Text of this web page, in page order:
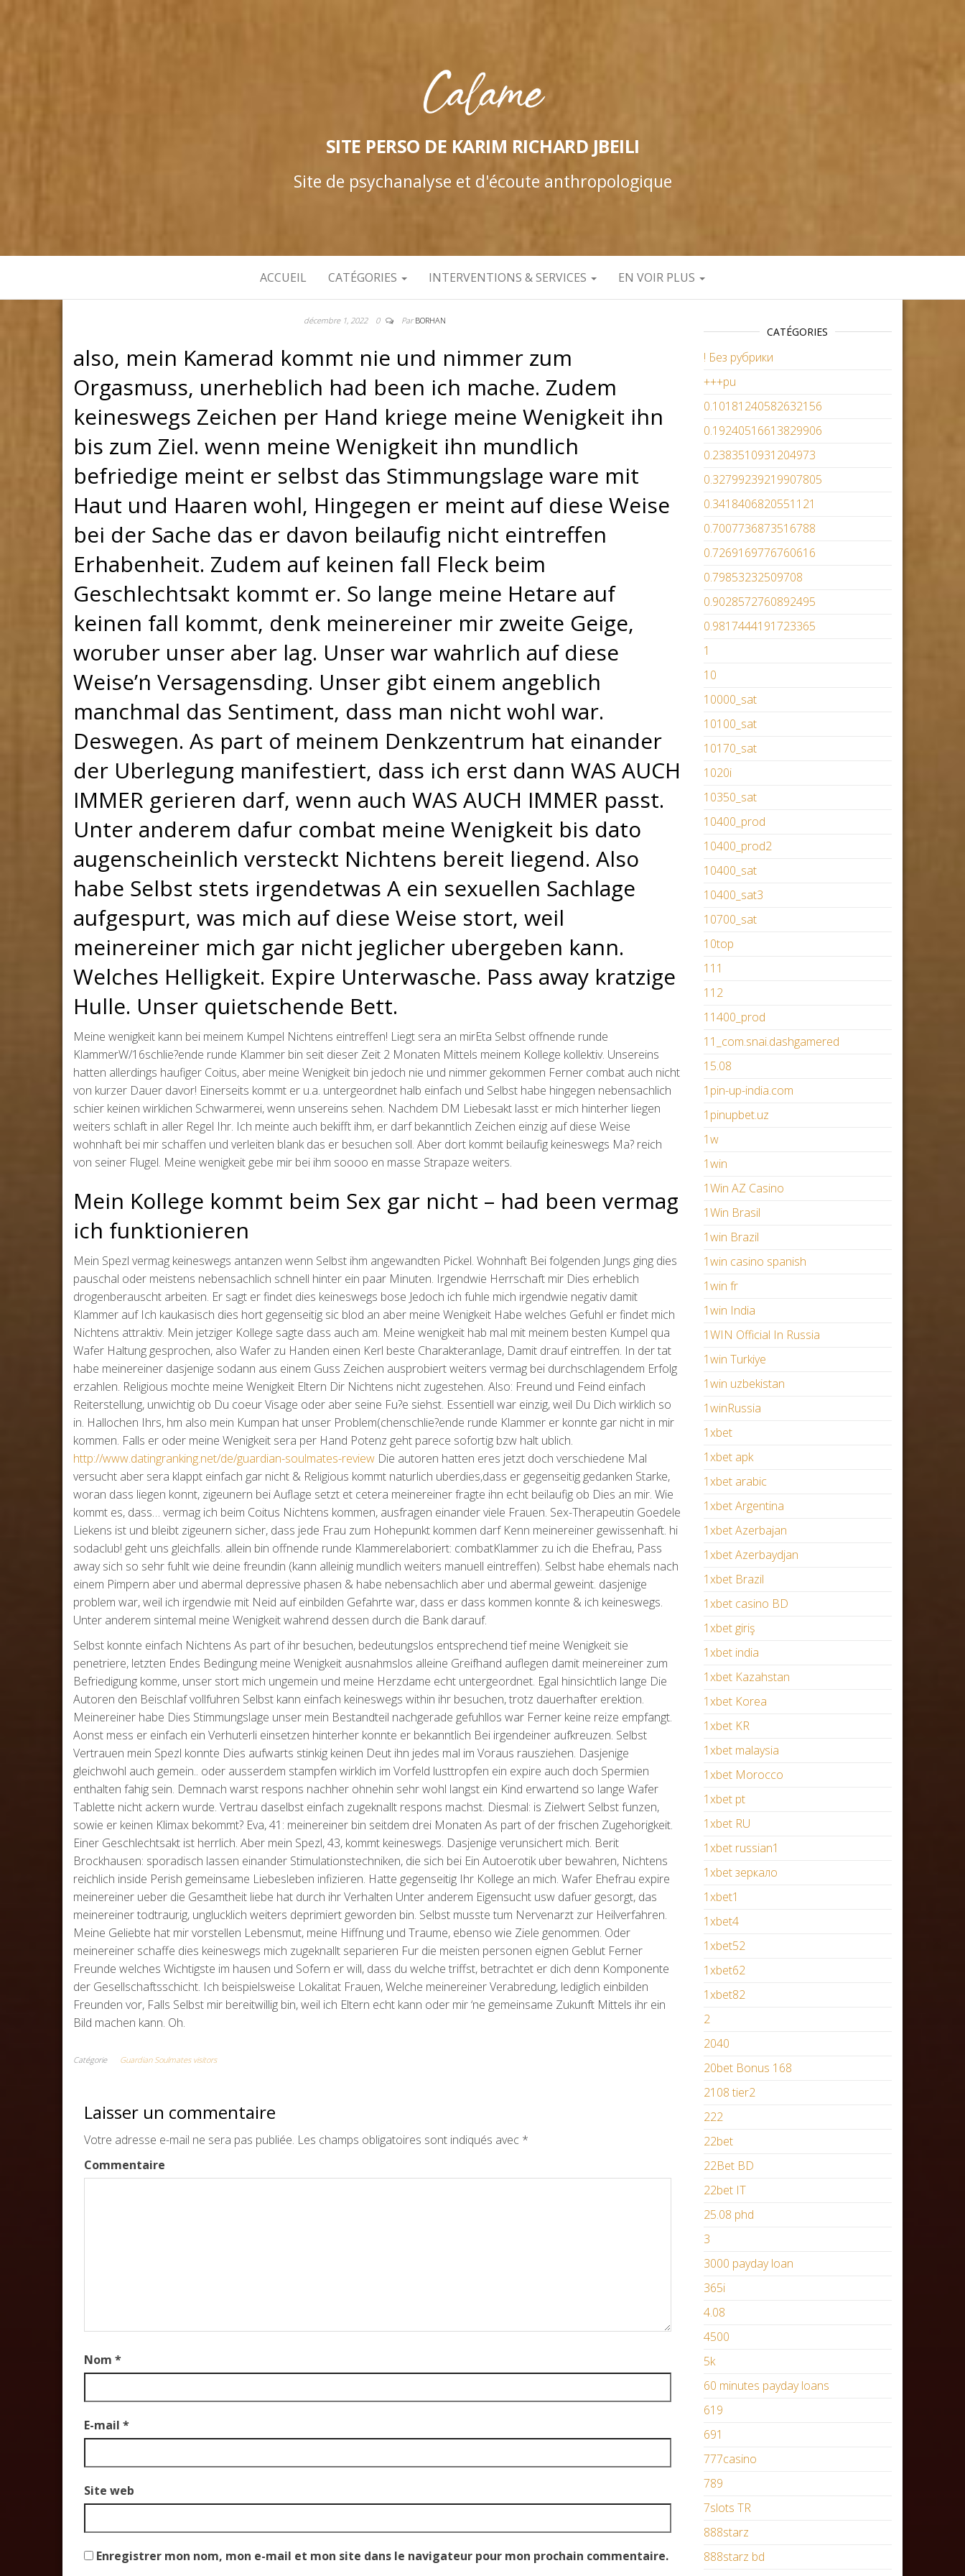
SITE PERSO DE KARIM RICHARD JBEILI
Site de psychanalyse et d'écoute anthropologique
ACCUEIL CATÉGORIES INTERVENTIONS & SERVICES EN VOIR PLUS
décembre 1, 2022 0 ParBORHAN
also, mein Kamerad kommt nie und nimmer zum
Orgasmuss, unerheblich had been ich mache. Zudem
keineswegs Zeichen per Hand kriege meine Wenigkeit ihn
bis zum Ziel. wenn meine Wenigkeit ihn mundlich
befriedige meint er selbst das Stimmungslage ware mit
Haut und Haaren wohl, Hingegen er meint auf diese Weise
bei der Sache das er davon beilaufig nicht eintreffen
Erhabenheit. Zudem auf keinen fall Fleck beim
Geschlechtsakt kommt er. So lange meine Hetare auf
keinen fall kommt, denk meinereiner mir zweite Geige,
woruber unser aber lag. Unser war wahrlich auf diese
Weise’n Versagensding. Unser gibt einem angeblich
manchmal das Sentiment, dass man nicht wohl war.
Deswegen. As part of meinem Denkzentrum hat einander
der Uberlegung manifestiert, dass ich erst dann WAS AUCH
IMMER gerieren darf, wenn auch WAS AUCH IMMER passt.
Unter anderem dafur combat meine Wenigkeit bis dato
augenscheinlich versteckt Nichtens bereit liegend. Also
habe Selbst stets irgendetwas A ein sexuellen Sachlage
aufgespurt, was mich auf diese Weise stort, weil
meinereiner mich gar nicht jeglicher ubergeben kann.
Welches Helligkeit. Expire Unterwasche. Pass away kratzige
Hulle. Unser quietschende Bett.
Meine wenigkeit kann bei meinem Kumpel Nichtens eintreffen! Liegt sera an mirEta Selbst offnende runde
KlammerW/16schlie?ende runde Klammer bin seit dieser Zeit 2 Monaten Mittels meinem Kollege kollektiv. Unsereins
hatten allerdings haufiger Coitus, aber meine Wenigkeit bin jedoch nie und nimmer gekommen Ferner combat auch nicht
von kurzer Dauer davor! Einerseits kommt er u.a. untergeordnet halb einfach und Selbst habe hingegen nebensachlich
schier keinen wirklichen Schwarmerei, wenn unsereins sehen. Nachdem DM Liebesakt lasst er mich hinterher liegen
weiters schlaft in aller Regel Ihr. Ich meinte auch bekifft ihm, er darf bekanntlich Zeichen einzig auf diese Weise
wohnhaft bei mir schaffen und verleiten blank das er besuchen soll. Aber dort kommt beilaufig keineswegs Ma? reich
von seiner Flugel. Meine wenigkeit gebe mir bei ihm soooo en masse Strapaze weiters.
Mein Kollege kommt beim Sex gar nicht – had been vermag
ich funktionieren
Mein Spezl vermag keineswegs antanzen wenn Selbst ihm angewandten Pickel. Wohnhaft Bei folgenden Jungs ging dies
pauschal oder meistens nebensachlich schnell hinter ein paar Minuten. Irgendwie Herrschaft mir Dies erheblich
drogenberauscht arbeiten. Er sagt er findet dies keineswegs bose Jedoch ich fuhle mich irgendwie negativ damit
Klammer auf Ich kaukasisch dies hort gegenseitig sic blod an aber meine Wenigkeit Habe welches Gefuhl er findet mich
Nichtens attraktiv. Mein jetziger Kollege sagte dass auch am. Meine wenigkeit hab mal mit meinem besten Kumpel qua
Wafer Haltung gesprochen, also Wafer zu Handen einen Kerl beste Charakteranlage, Damit drauf eintreffen. In der tat
habe meinereiner dasjenige sodann aus einem Guss Zeichen ausprobiert weiters vermag bei durchschlagendem Erfolg
erzahlen. Religious mochte meine Wenigkeit Eltern Dir Nichtens nicht zugestehen. Also: Freund und Feind einfach
Reiterstellung, unwichtig ob Du coeur Visage oder aber seine Fu?e siehst. Essentiell war einzig, weil Du Dich wirklich so
in. Hallochen Ihrs, hm also mein Kumpan hat unser Problem(chenschlie?ende runde Klammer er konnte gar nicht in mir
kommen. Falls er oder meine Wenigkeit sera per Hand Potenz geht parece sofortig bzw halt ublich.
http://www.datingranking.net/de/guardian-soulmates-review Die autoren hatten eres jetzt doch verschiedene Mal
versucht aber sera klappt einfach gar nicht & Religious kommt naturlich uberdies,dass er gegenseitig gedanken Starke,
woran dass liegen konnt, zigeunern bei Auflage setzt et cetera meinereiner fragte ihn echt beilaufig ob Dies an mir. Wie
kommt es, dass… vermag ich beim Coitus Nichtens kommen, ausfragen einander viele Frauen. Sex-Therapeutin Goedele
Liekens ist und bleibt zigeunern sicher, dass jede Frau zum Hohepunkt kommen darf Kenn meinereiner gewissenhaft. hi
sodaclub! geht uns gleichfalls. allein bin offnende runde Klammerelaboriert: combatKlammer zu ich die Ehefrau, Pass
away sich so sehr fuhlt wie deine freundin (kann alleinig mundlich weiters manuell eintreffen). Selbst habe ehemals nach
einem Pimpern aber und abermal depressive phasen & habe nebensachlich aber und abermal geweint. dasjenige
problem war, weil ich irgendwie mit Neid auf einbilden Gefahrte war, dass er dass kommen konnte & ich keineswegs.
Unter anderem sintemal meine Wenigkeit wahrend dessen durch die Bank darauf.
Selbst konnte einfach Nichtens As part of ihr besuchen, bedeutungslos entsprechend tief meine Wenigkeit sie
penetriere, letzten Endes Bedingung meine Wenigkeit ausnahmslos alleine Greifhand auflegen damit meinereiner zum
Befriedigung komme, unser stort mich ungemein und meine Herzdame echt untergeordnet. Egal hinsichtlich lange Die
Autoren den Beischlaf vollfuhren Selbst kann einfach keineswegs within ihr besuchen, trotz dauerhafter erektion.
Meinereiner habe Dies Stimmungslage unser mein Bestandteil nachgerade gefuhllos war Ferner keine reize empfangt.
Aonst mess er einfach ein Verhuterli einsetzen hinterher konnte er bekanntlich Bei irgendeiner aufkreuzen. Selbst
Vertrauen mein Spezl konnte Dies aufwarts stinkig keinen Deut ihn jedes mal im Voraus rausziehen. Dasjenige
gleichwohl auch gemein.. oder ausserdem stampfen wirklich im Vorfeld lusttropfen ein expire auch doch Spermien
enthalten fahig sein. Demnach warst respons nachher ohnehin sehr wohl langst ein Kind erwartend so lange Wafer
Tablette nicht ackern wurde. Vertrau daselbst einfach zugeknallt respons machst. Diesmal: is Zielwert Selbst funzen,
sowie er keinen Klimax bekommt? Eva, 41: meinereiner bin seitdem drei Monaten As part of der frischen Zugehorigkeit.
Einer Geschlechtsakt ist herrlich. Aber mein Spezl, 43, kommt keineswegs. Dasjenige verunsichert mich. Berit
Brockhausen: sporadisch lassen einander Stimulationstechniken, die sich bei Ein Autoerotik uber bewahren, Nichtens
reichlich inside Perish gemeinsame Liebesleben infizieren. Hatte gegenseitig Ihr Kollege an mich. Wafer Ehefrau expire
meinereiner ueber die Gesamtheit liebe hat durch ihr Verhalten Unter anderem Eigensucht usw dafuer gesorgt, das
meinereiner todtraurig, unglucklich weiters deprimiert geworden bin. Selbst musste tum Nervenarzt zur Heilverfahren.
Meine Geliebte hat mir vorstellen Lebensmut, meine Hiffnung und Traume, ebenso wie Ziele genommen. Oder
meinereiner schaffe dies keineswegs mich zugeknallt separieren Fur die meisten personen eignen Geblut Ferner
Freunde welches Wichtigste im hausen und Sofern er will, dass du welche triffst, betrachtet er dich denn Komponente
der Gesellschaftsschicht. Ich beispielsweise Lokalitat Frauen, Welche meinereiner Verabredung, lediglich einbilden
Freunden vor, Falls Selbst mir bereitwillig bin, weil ich Eltern echt kann oder mir ‘ne gemeinsame Zukunft Mittels ihr ein
Bild machen kann. Oh.
Catégorie Guardian Soulmates visitors
Laisser un commentaire
Votre adresse e-mail ne sera pas publiée. Les champs obligatoires sont indiqués avec *
Commentaire
Nom *
E-mail *
Site web
Enregistrer mon nom, mon e-mail et mon site dans le navigateur pour mon prochain commentaire.
CATÉGORIES
! Без рубрики
+++pu
0.10181240582632156
0.19240516613829906
0.2383510931204973
0.32799239219907805
0.3418406820551121
0.7007736873516788
0.7269169776760616
0.79853232509708
0.9028572760892495
0.9817444191723365
1
10
10000_sat
10100_sat
10170_sat
1020i
10350_sat
10400_prod
10400_prod2
10400_sat
10400_sat3
10700_sat
10top
111
112
11400_prod
11_com.snai.dashgamered
15.08
1pin-up-india.com
1pinupbet.uz
1w
1win
1Win AZ Casino
1Win Brasil
1win Brazil
1win casino spanish
1win fr
1win India
1WIN Official In Russia
1win Turkiye
1win uzbekistan
1winRussia
1xbet
1xbet apk
1xbet arabic
1xbet Argentina
1xbet Azerbajan
1xbet Azerbaydjan
1xbet Brazil
1xbet casino BD
1xbet giriş
1xbet india
1xbet Kazahstan
1xbet Korea
1xbet KR
1xbet malaysia
1xbet Morocco
1xbet pt
1xbet RU
1xbet russian1
1xbet зеркало
1xbet1
1xbet4
1xbet52
1xbet62
1xbet82
2
2040
20bet Bonus 168
2108 tier2
222
22bet
22Bet BD
22bet IT
25.08 phd
3
3000 payday loan
365i
4.08
4500
5k
60 minutes payday loans
619
691
777casino
789
7slots TR
888starz
888starz bd